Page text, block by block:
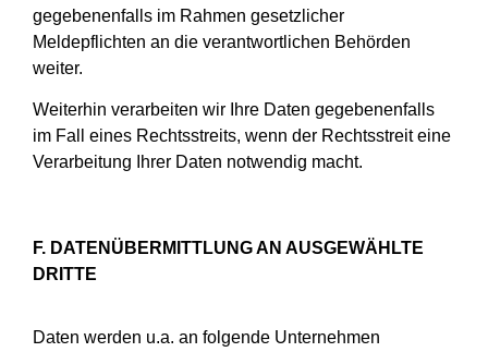
gegebenenfalls im Rahmen gesetzlicher
Meldepflichten an die verantwortlichen Behörden
weiter.
Weiterhin verarbeiten wir Ihre Daten gegebenenfalls
im Fall eines Rechtsstreits, wenn der Rechtsstreit eine
Verarbeitung Ihrer Daten notwendig macht.
F. DATENÜBERMITTLUNG AN AUSGEWÄHLTE
DRITTE
Daten werden u.a. an folgende Unternehmen